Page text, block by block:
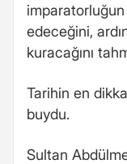
imparatorluğun
edeceğini,
kuracağını
Tarihin en
buydu.
Sultan